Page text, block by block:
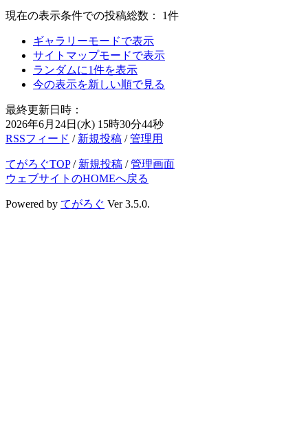
現在の表示条件での投稿総数： 1件
ギャラリーモードで表示
サイトマップモードで表示
ランダムに1件を表示
今の表示を新しい順で見る
最終更新日時：
2026年6月24日(水) 15時30分44秒
RSSフィード / 新規投稿 /管理用
てがろぐTOP/ 新規投稿 /管理画面
ウェブサイトのHOMEへ戻る
Powered by てがろぐ Ver 3.5.0.